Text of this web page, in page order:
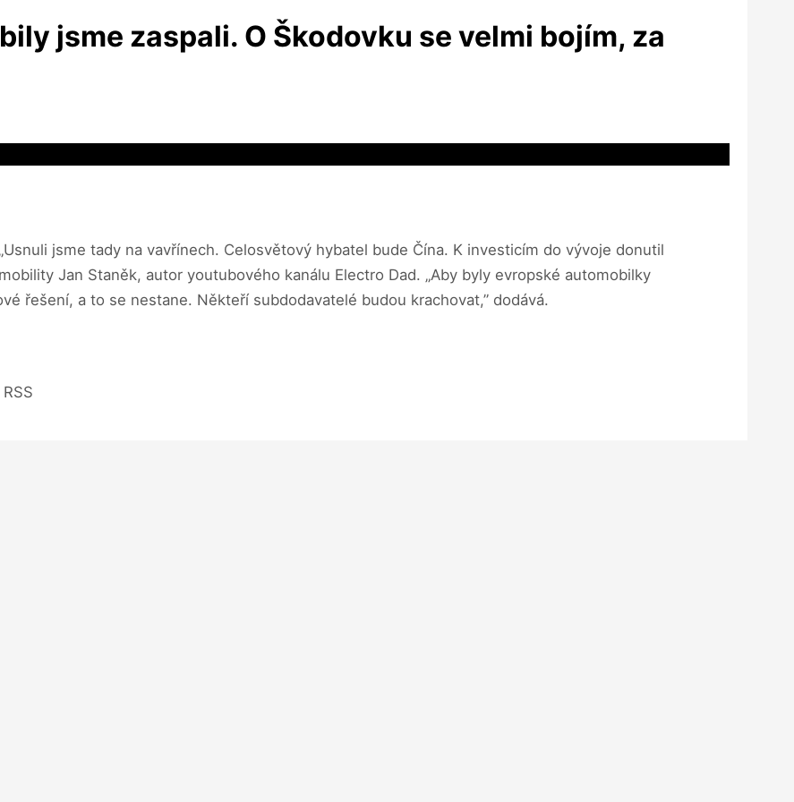
jsme zaspali. O Škodovku se velmi bojím, za
jsme tady na vavřínech. Celosvětový hybatel bude Čína. K investicím do vývoje donutil
Jan Staněk, autor youtubového kanálu Electro Dad. „Aby byly evropské automobilky
řešení, a to se nestane. Někteří subdodavatelé budou krachovat,” dodává.